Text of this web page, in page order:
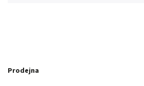
Prodejna